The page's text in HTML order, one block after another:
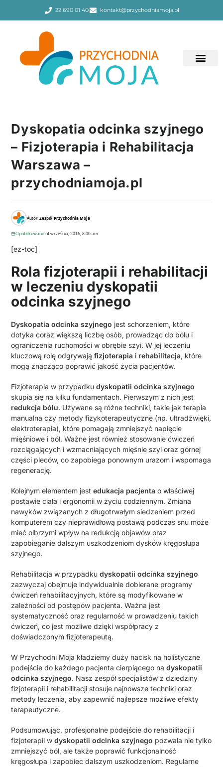
22 690 01 40 kontakt@przychodniamoja.pl
Dyskopatia odcinka szyjnego
– Fizjoterapia i Rehabilitacja
Warszawa –
przychodniamoja.pl
Autor:Zespół Przychodnia Moja
Opublikowano24 września, 2016, 8:00 am
[ez-toc]
Rola fizjoterapii i rehabilitacji
w leczeniu dyskopatii
odcinka szyjnego
Dyskopatia odcinka szyjnego jest schorzeniem, które
dotyka coraz większą liczbę osób, prowadząc do bólu i
ograniczenia ruchomości w obrębie szyi. W jej leczeniu
kluczową rolę odgrywająfizjoterapia i rehabilitacja, które
mogą znacząco poprawić jakość życia pacjentów.
Fizjoterapia w przypadkudyskopatii odcinka szyjnego
skupia się na kilku fundamentach. Pierwszym z nich jest
redukcja bólu. Używane są różne techniki, takie jak terapia
manualna czy metody fizykoterapeutyczne (np. ultradźwięki,
elektroterapia), które pomagają zmniejszyć napięcie
mięśniowe i ból. Ważne jest również stosowanie ćwiczeń
rozciągających i wzmacniających mięśnie szyi oraz górnej
części pleców, co zapobiega ponownym urazom i wspomaga
regenerację.
Kolejnym elementem jestedukacja pacjenta o właściwej
postawie ciała i ergonomii w życiu codziennym. Zmiana
nawyków związanych z długotrwałym siedzeniem przed
komputerem czy nieprawidłową postawą podczas snu może
mieć olbrzymi wpływ na redukcję objawów oraz
zapobieganie dalszym uszkodzeniom dysków kręgosłupa
szyjnego.
Rehabilitacja w przypadkudyskopatii odcinka szyjnego
zazwyczaj obejmuje indywidualnie dobierane programy
ćwiczeń rehabilitacyjnych, które są modyfikowane w
zależności od postępów pacjenta. Ważna jest
systematyczność oraz regularność w prowadzeniu takich
ćwiczeń, co jest możliwe dzięki współpracy z
doświadczonym fizjoterapeutą.
W Przychodni Moja kładziemy duży nacisk na holistyczne
podejście do każdego pacjenta cierpiącego nadyskopatii
odcinka szyjnego. Nasz zespół specjalistów z dziedziny
fizjoterapii i rehabilitacji stosuje najnowsze techniki oraz
metody leczenia, aby zapewnić najlepsze możliwe efekty
terapeutyczne.
Podsumowując, profesjonalne podejście do rehabilitacji i
fizjoterapii wdyskopatii odcinka szyjnego pozwala nie tylko
zmniejszyć ból, ale także poprawić funkcjonalność
kręgosłupa i zapobiec dalszym uszkodzeniom. Regularne